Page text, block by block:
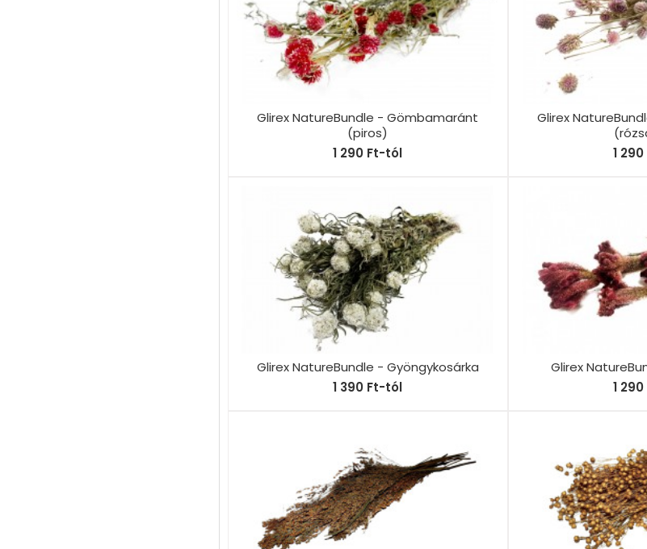
Glirex NatureBundle - Gömbamaránt
(piros)
1 290 Ft-tól
Glirex
1
Glirex NatureBundle - Gyöngykosárka
1 390 Ft-tól
Glirex
1